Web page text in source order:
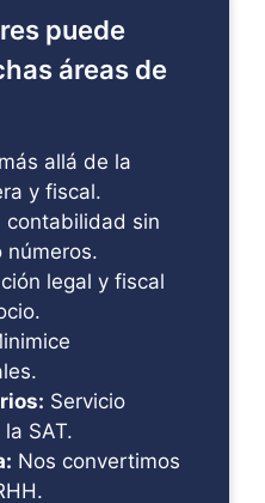
puede
áreas de
allá de la
y fiscal.
contabilidad sin
números.
legal y fiscal
Servicio
SAT.
Nos convertimos